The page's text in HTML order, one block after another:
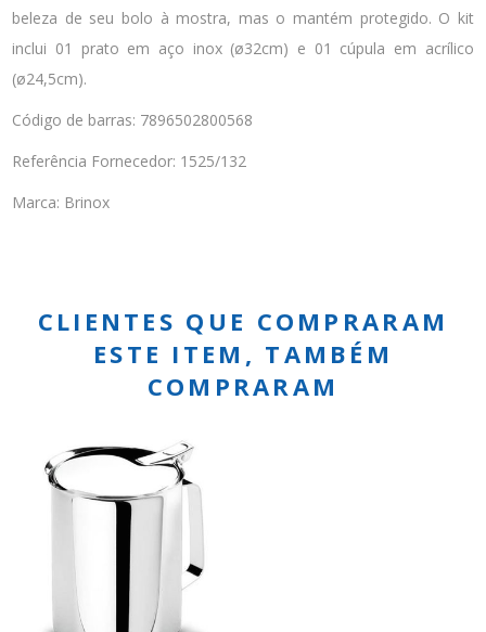
beleza de seu bolo à mostra, mas o mantém protegido. O kit
inclui 01 prato em aço inox (ø32cm) e 01 cúpula em acrílico
(ø24,5cm).
Código de barras: 7896502800568
Referência Fornecedor: 1525/132
Marca: Brinox
CLIENTES QUE COMPRARAM
ESTE ITEM, TAMBÉM
COMPRARAM